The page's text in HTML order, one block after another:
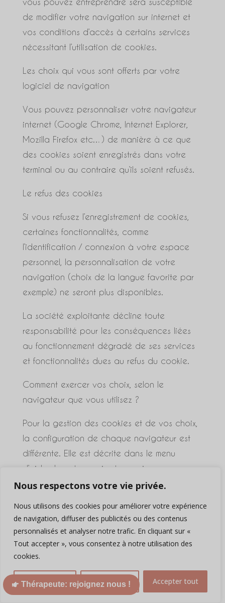
Nous respectons votre vie privée.
Nous utilisons des cookies pour améliorer votre expérience
de navigation, diffuser des publicités ou des contenus
personnalisés et analyser notre trafic. En cliquant sur «
Tout accepter », vous consentez à notre utilisation des
cookies.
Personnaliser Tout rejeter Accepter tout
de modifier votre navigation sur internet et
vos conditions d’accès à certains services
nécessitant l’utilisation de cookies.
Les choix qui vous sont offerts par votre
logiciel de navigation
Vous pouvez personnaliser votre navigateur
internet (Google Chrome, Internet Explorer,
Mozilla Firefox etc…) de manière à ce que
des cookies soient enregistrés dans votre
terminal ou au contraire qu’ils soient refusés.
Le refus des cookies
Si vous refusez l’enregistrement de cookies,
certaines fonctionnalités, comme
l’identification / connexion à votre espace
personnel, la personnalisation de votre
navigation (choix de la langue favorite par
exemple) ne seront plus disponibles.
La société exploitante décline toute
responsabilité pour les conséquences liées
au fonctionnement dégradé de ses services
et fonctionnalités dues au refus du cookie.
Comment exercer vos choix, selon le
navigateur que vous utilisez ?
Pour la gestion des cookies et de vos choix,
la configuration de chaque navigateur est
différente. Elle est décrite dans le menu
d’aide de votre navigateur qui vous
permettra de savoir de quelle manière
Pour Internet Explorer™ :
https://support.microsoft.com/fr-
fr/help/17442/windows-internet-explorer-
delete-manage-cookies
ou
Thérapeute: rejoignez nous !